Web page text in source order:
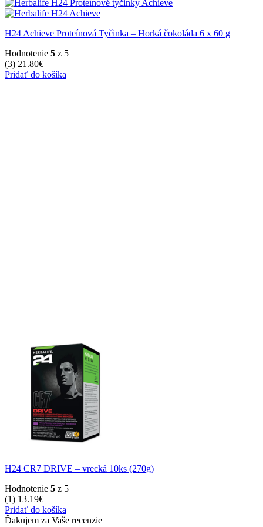
H24 Achieve Proteínová Tyčinka – Horká čokoláda 6 x 60 g
Hodnotenie 5 z 5
(3) 21.80€
Pridať do košíka
H24 CR7 DRIVE – vrecká 10ks (270g)
Hodnotenie 5 z 5
(1) 13.19€
Pridať do košíka
Ďakujem za Vaše recenzie